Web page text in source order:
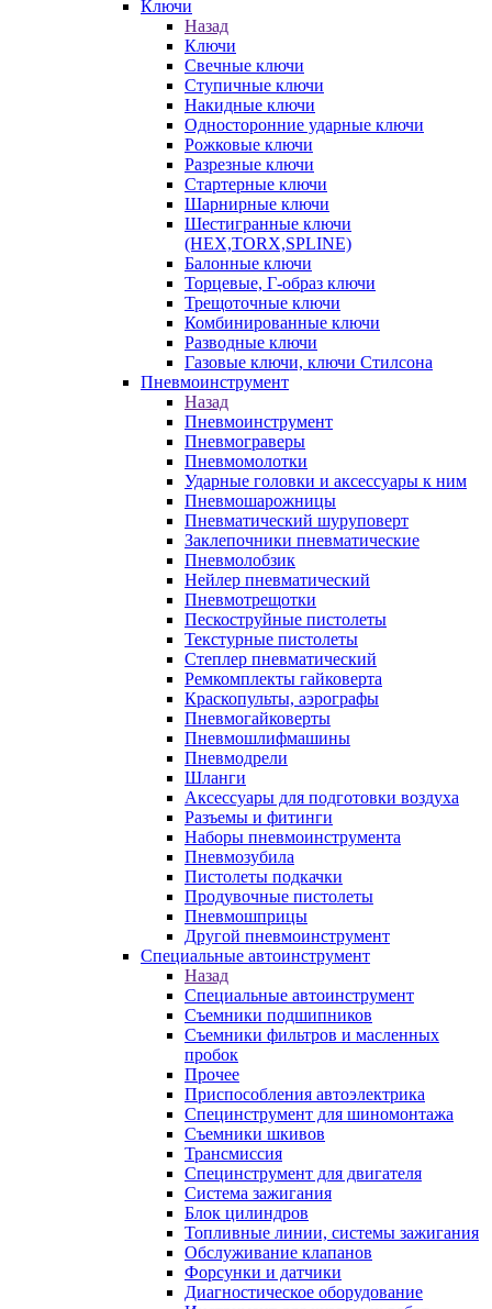
Ключи
Назад
Ключи
Свечные ключи
Ступичные ключи
Накидные ключи
Односторонние ударные ключи
Рожковые ключи
Разрезные ключи
Стартерные ключи
Шарнирные ключи
Шестигранные ключи
(HEX,TORX,SPLINE)
Балонные ключи
Торцевые, Г-образ ключи
Трещоточные ключи
Комбинированные ключи
Разводные ключи
Газовые ключи, ключи Стилсона
Пневмоинструмент
Назад
Пневмоинструмент
Пневмограверы
Пневмомолотки
Ударные головки и аксессуары к ним
Пневмошарожницы
Пневматический шуруповерт
Заклепочники пневматические
Пневмолобзик
Нейлер пневматический
Пневмотрещотки
Пескоструйные пистолеты
Текстурные пистолеты
Степлер пневматический
Ремкомплекты гайковерта
Краскопульты, аэрографы
Пневмогайковерты
Пневмошлифмашины
Пневмодрели
Шланги
Аксессуары для подготовки воздуха
Разъемы и фитинги
Наборы пневмоинструмента
Пневмозубила
Пистолеты подкачки
Продувочные пистолеты
Пневмошприцы
Другой пневмоинструмент
Специальные автоинструмент
Назад
Специальные автоинструмент
Съемники подшипников
Съемники фильтров и масленных
пробок
Прочее
Приспособления автоэлектрика
Специнструмент для шиномонтажа
Съемники шкивов
Трансмиссия
Специнструмент для двигателя
Система зажигания
Блок цилиндров
Топливные линии, системы зажигания
Обслуживание клапанов
Форсунки и датчики
Диагностическое оборудование